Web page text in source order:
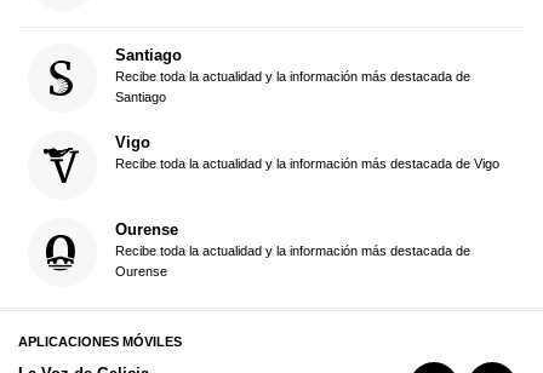
Santiago
Recibe toda la actualidad y la información más destacada de
Santiago
Vigo
Recibe toda la actualidad y la información más destacada de Vigo
Ourense
Recibe toda la actualidad y la información más destacada de
Ourense
APLICACIONES MÓVILES